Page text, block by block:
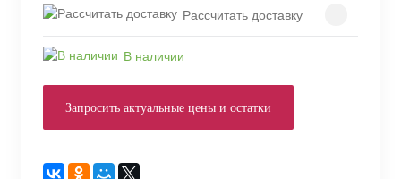
Рассчитать доставку
В наличии
Запросить актуальные цены и остатки